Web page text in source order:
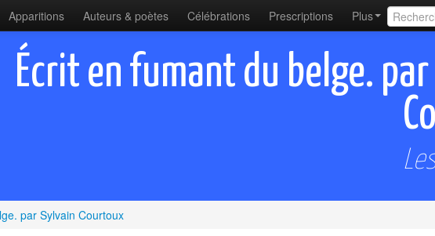
Apparitions Auteurs & poètes Célébrations Prescriptions Plus
Écrit en fumant du belge.
par Sylvain Courtoux